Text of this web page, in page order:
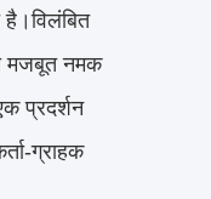
है।विलंबित
मजबूत नमक
प्रदर्शन
ग्राहक